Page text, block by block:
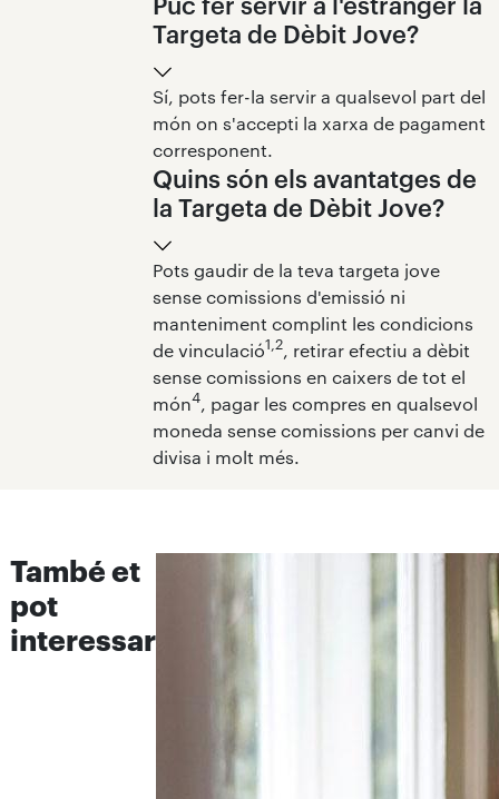
Targeta de Dèbit Jove?
Sí, pots fer-la servir a qualsevol part del
món on s'accepti la xarxa de pagament
corresponent.
Quins són els avantatges de
la Targeta de Dèbit Jove?
Pots gaudir de la teva targeta jove
sense comissions d'emissió ni
manteniment complint les condicions
de vinculació1,2, retirar efectiu a dèbit
sense comissions en caixers de tot el
món4, pagar les compres en qualsevol
moneda sense comissions per canvi de
divisa i molt més.
També et
pot
interessar